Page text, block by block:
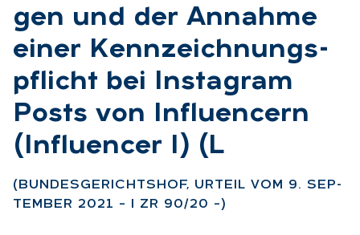
gen und der An­nah­me
ei­ner Kenn­zeich­nungs­
pflicht bei In­sta­gram
Posts von In­flu­en­cern
(In­flu­en­cer I) (L
(BUN­DES­GE­RICHTS­HOF, UR­TEIL VOM 9. SEP­
TEM­BER 2021 – I ZR 90/20 –)